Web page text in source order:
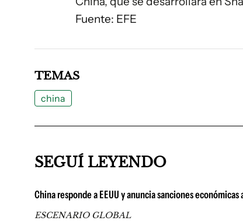
Fuente: EFE
TEMAS
china
SEGUÍ LEYENDO
China responde a EEUU y anuncia sanciones
ESCENARIO GLOBAL